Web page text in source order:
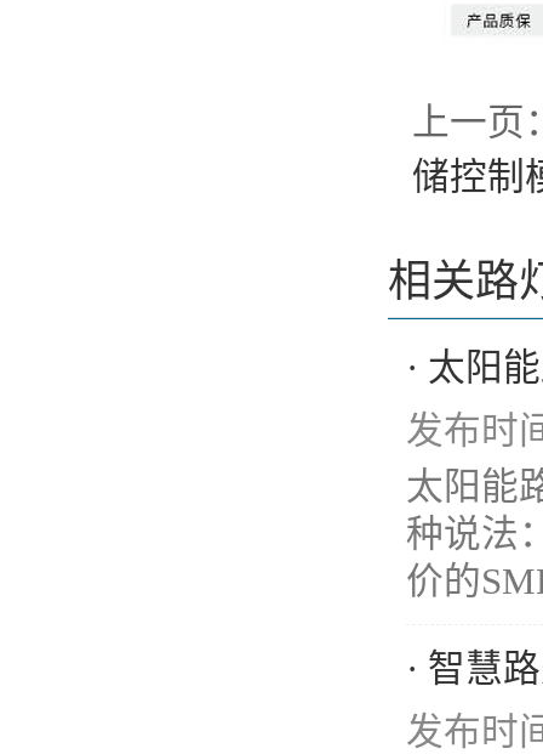
上一页
储控制
相关路
· 太阳
发布时
太阳能
种说法
价的
· 智慧
发布时